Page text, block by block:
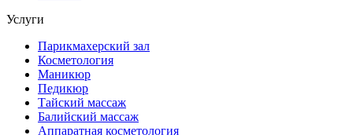
Услуги
Парикмахерский зал
Косметология
Маникюр
Педикюр
Тайский массаж
Балийский массаж
Аппаратная косметология